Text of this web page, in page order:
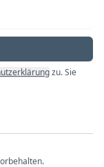
zu. Sie